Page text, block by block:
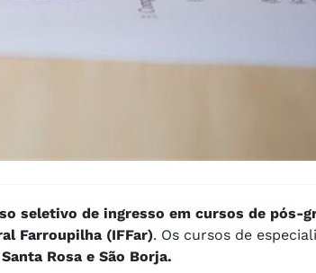
seletivo de ingresso em cursos de pós-
Farroupilha (IFFar). Os cursos de
Rosa e São Borja.